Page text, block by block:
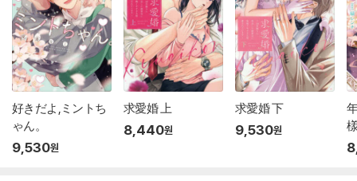
好きだよ,ミントち
ゃん。
9,530원
求愛婚 上
8,440원
求愛婚 下
9,530원